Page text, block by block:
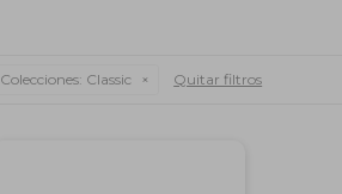
Colecciones: Classic Quitar filtros